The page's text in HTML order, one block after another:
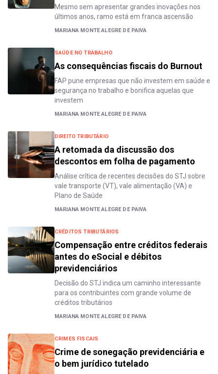
Mesmo sem apresentar grandes inovações nos
últimos anos, ramo está em franca ascensão
MARIANA MONTE ALEGRE DE PAIVA
SAÚDE NO TRABALHO
As consequências fiscais do Burnout
FAP pune empresas que não investem em saúde e
segurança no trabalho e bonifica aquelas que
investem
MARIANA MONTE ALEGRE DE PAIVA
DIREITO TRIBUTÁRIO
A retomada da discussão dos
descontos em folha de pagamento
Análise crítica de recentes decisões do STJ sobre
vale transporte (VT), vale alimentação (VA) e
Plano de Saúde
MARIANA MONTE ALEGRE DE PAIVA
CRÉDITOS TRIBUTÁRIOS
Compensação entre créditos federais
antes do eSocial e débitos
previdenciários
Decisão do STJ indica um caminho interessante
para os contribuintes com grande volume de
créditos tributários
MARIANA MONTE ALEGRE DE PAIVA
CRIMES FISCAIS
Crime de sonegação previdenciária e
o bem jurídico tutelado